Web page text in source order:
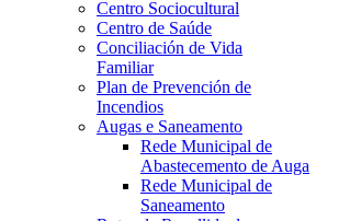
Centro Sociocultural
Centro de Saúde
Conciliación de Vida
Familiar
Plan de Prevención de
Incendios
Augas e Saneamento
Rede Municipal de
Abastecemento de Auga
Rede Municipal de
Saneamento